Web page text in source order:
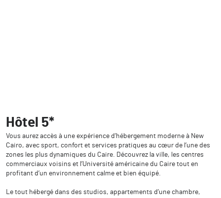
Hôtel 5*
Vous aurez accès à une expérience d’hébergement moderne à New
Cairo, avec sport, confort et services pratiques au cœur de l’une des
zones les plus dynamiques du Caire. Découvrez la ville, les centres
commerciaux voisins et l’Université américaine du Caire tout en
profitant d’un environnement calme et bien équipé.
Le tout hébergé dans des studios, appartements d’une chambre,